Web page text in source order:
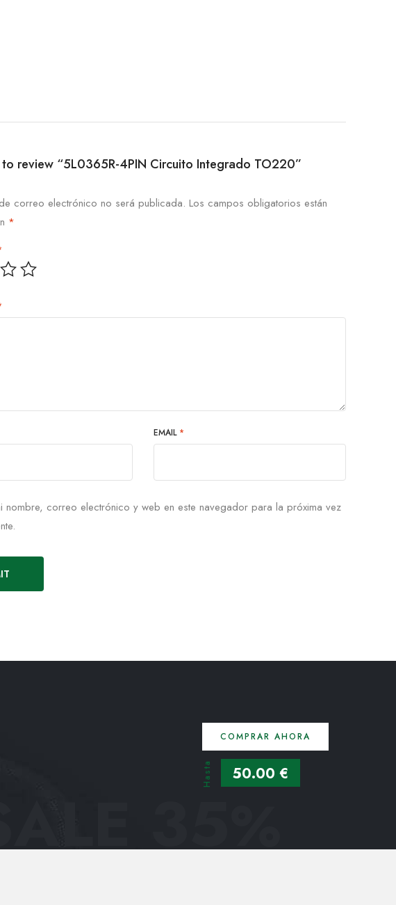
review “5L0365R-4PIN Circuito Integrado TO220”
correo electrónico no será publicada. Los campos obligatorios están
*
EMAIL *
nombre, correo electrónico y web en este navegador para la próxima vez
COMPRAR AHORA
Hasta 50.00 €
35%